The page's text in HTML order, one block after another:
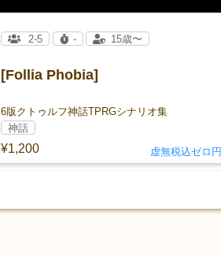
[Follia Phobia]
6版クトゥルフ神話TPRGシナリオ集
¥1,200
2-5 - 15歳〜
神話
虚無税込ゼロ円